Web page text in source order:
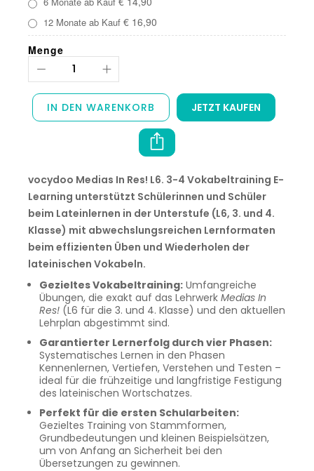
12 Monate ab Kauf € 16,90
Menge
IN DEN WARENKORB JETZT KAUFEN
vocydoo Medias In Res! L6. 3-4 Vokabeltraining E-
Learning unterstützt Schülerinnen und Schüler
beim Lateinlernen in der Unterstufe (L6, 3. und 4.
Klasse) mit abwechslungsreichen Lernformaten
beim effizienten Üben und Wiederholen der
lateinischen Vokabeln.
Gezieltes Vokabeltraining: Umfangreiche
Übungen, die exakt auf das Lehrwerk Medias In
Res! (L6 für die 3. und 4. Klasse) und den aktuellen
Lehrplan abgestimmt sind.
Garantierter Lernerfolg durch vier Phasen:
Systematisches Lernen in den Phasen
Kennenlernen, Vertiefen, Verstehen und Testen –
ideal für die frühzeitige und langfristige Festigung
des lateinischen Wortschatzes.
Perfekt für die ersten Schularbeiten:
Gezieltes Training von Stammformen,
Grundbedeutungen und kleinen Beispielsätzen,
um von Anfang an Sicherheit bei den
Übersetzungen zu gewinnen.